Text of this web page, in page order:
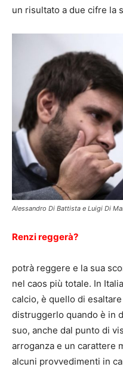
un risultato a due cifre la
Alessandro Di Battista e Luigi Di
Renzi reggerà?
potrà reggere e la sua
nel caos più totale. In
calcio, è quello di
distruggerlo quando è in
suo, anche dal punto di
arroganza e un carattere
alcuni provvedimenti in